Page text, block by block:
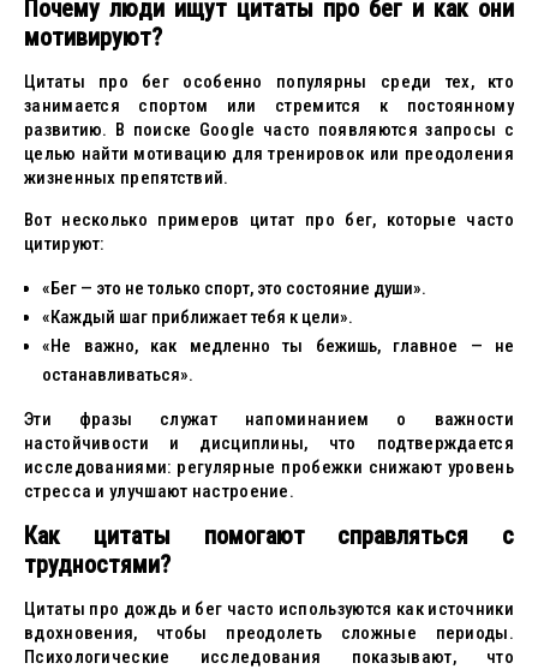
Почему люди ищут цитаты про бег и как они
мотивируют?
Цитаты про бег особенно популярны среди тех, кто
занимается спортом или стремится к постоянному
развитию. В поиске Google часто появляются запросы с
целью найти мотивацию для тренировок или преодоления
жизненных препятствий.
Вот несколько примеров цитат про бег, которые часто
цитируют:
«Бег — это не только спорт, это состояние души».
«Каждый шаг приближает тебя к цели».
«Не важно, как медленно ты бежишь, главное — не
останавливаться».
Эти фразы служат напоминанием о важности
настойчивости и дисциплины, что подтверждается
исследованиями: регулярные пробежки снижают уровень
стресса и улучшают настроение.
Как цитаты помогают справляться с
трудностями?
Цитаты про дождь и бег часто используются как источники
вдохновения, чтобы преодолеть сложные периоды.
Психологические исследования показывают, что